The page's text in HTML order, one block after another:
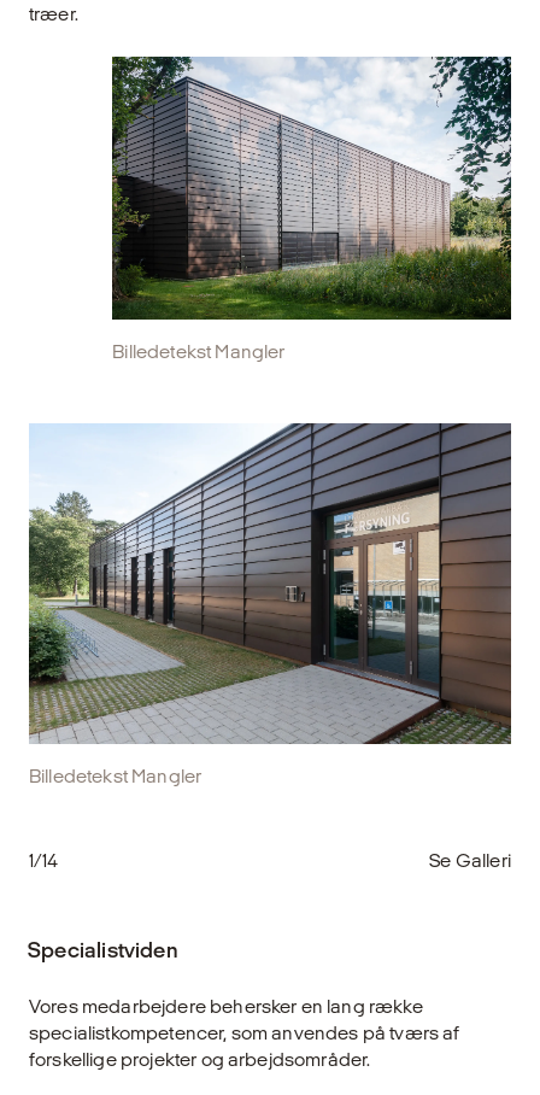
træer.
Billedetekst Mangler
Billedetekst Mangler
1/14 Se Galleri
Specialistviden
Vores medarbejdere behersker en lang række
specialistkompetencer, som anvendes på tværs af
forskellige projekter og arbejdsområder.